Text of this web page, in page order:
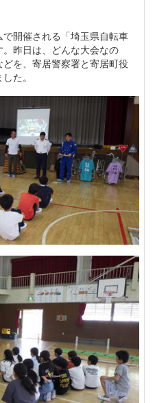
開催される「埼玉県自転車
昨日は、どんな大会なの
を、寄居警察署と寄居町役
た。